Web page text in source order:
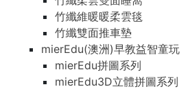
竹纖維暖暖柔雲毯
竹纖雙面推車墊
mierEdu(澳洲)早教益智童玩
mierEdu拼圖系列
mierEdu3D立體拼圖系列